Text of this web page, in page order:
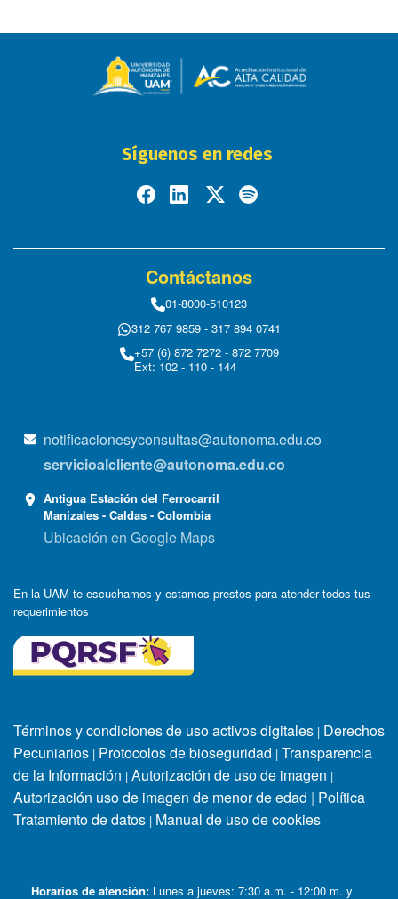
Síguenos en redes
Contáctanos
01-8000-510123
312 767 9859 - 317 894 0741
+57 (6) 872 7272 - 872 7709
Ext: 102 - 110 - 144
notificacionesyconsultas@autonoma.edu.co
servicioalcliente@autonoma.edu.co
Antigua Estación del Ferrocarril
Manizales - Caldas - Colombia
Ubicación en Google Maps
En la UAM te escuchamos y estamos prestos para atender todos tus
requerimientos
Términos y condiciones de uso activos digitales | Derechos
Pecuniarios | Protocolos de bioseguridad | Transparencia
de la Información | Autorización de uso de imagen |
Autorización uso de imagen de menor de edad | Política
Tratamiento de datos | Manual de uso de cookies
Horarios de atención: Lunes a jueves: 7:30 a.m. - 12:00 m. y